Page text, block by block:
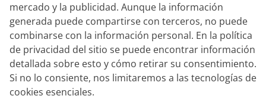
ENDURA
Culotte largo con tirantes FS-260
Pro II
139,95 €
mercado y la publicidad. Aunque la información
generada puede compartirse con terceros, no puede
combinarse con la información personal. En la política
de privacidad del sitio se puede encontrar información
detallada sobre esto y cómo retirar su consentimiento.
Si no lo consiente, nos limitaremos a las tecnologías de
cookies esenciales.